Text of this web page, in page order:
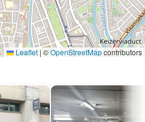
Leaflet | ©OpenStreetMapcontributors